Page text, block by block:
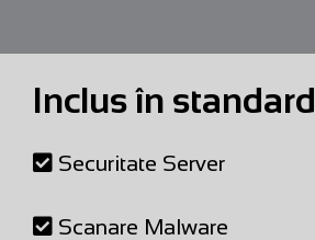
Inclus în standard
Securitate Server
Scanare Malware